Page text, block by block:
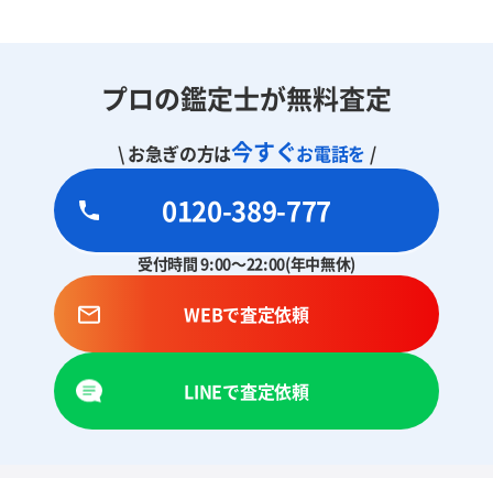
プロの鑑定士が無料査定
\ お急ぎの方は今すぐお電話を /
0120-389-777
受付時間 9:00～22:00(年中無休)
WEBで査定依頼
LINEで査定依頼